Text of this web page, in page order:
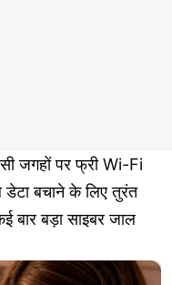
जगहों पर फ्री Wi-Fi
बचाने के लिए तुरंत
बार बड़ा साइबर जाल